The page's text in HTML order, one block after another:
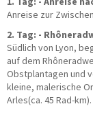
Anreise zur
2. Tag: -
Südlich von Lyon,
auf dem
Obstplantagen und
kleine, malerische
Arles(ca. 45 Rad-km).